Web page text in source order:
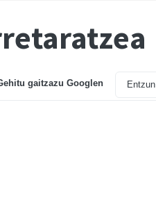
gaitzazu Googlen Entzun